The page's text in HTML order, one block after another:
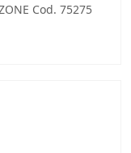
Cod. 75275